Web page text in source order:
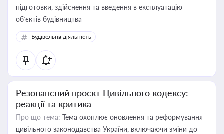
підготовки, здійснення та введення в експлуатацію
об’єктів будівництва
Будівельна діяльність
Резонансний проєкт Цивільного кодексу:
реакції та критика
Про що тема: Тема охоплює оновлення та реформування
цивільного законодавства України, включаючи зміни до